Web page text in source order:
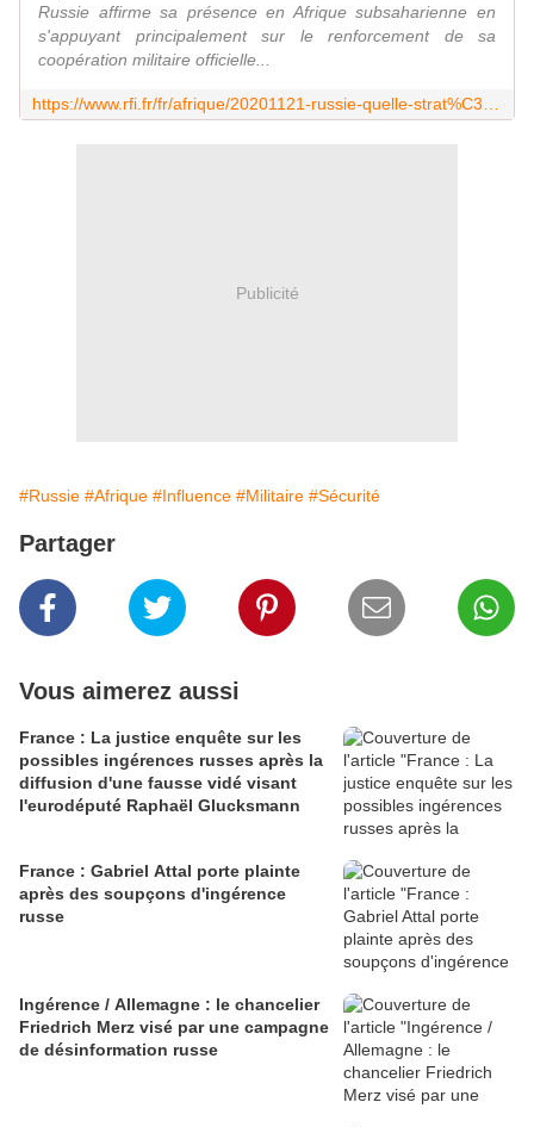
Russie affirme sa présence en Afrique subsaharienne en
s'appuyant principalement sur le renforcement de sa
coopération militaire officielle...
Publicité
#Russie #Afrique #Influence #Militaire #Sécurité
Partager
Vous aimerez aussi
France : La justice enquête sur les
possibles ingérences russes après la
diffusion d'une fausse vidé visant
l'eurodéputé Raphaël Glucksmann
France : Gabriel Attal porte plainte
après des soupçons d'ingérence
russe
Ingérence / Allemagne : le chancelier
Friedrich Merz visé par une campagne
de désinformation russe